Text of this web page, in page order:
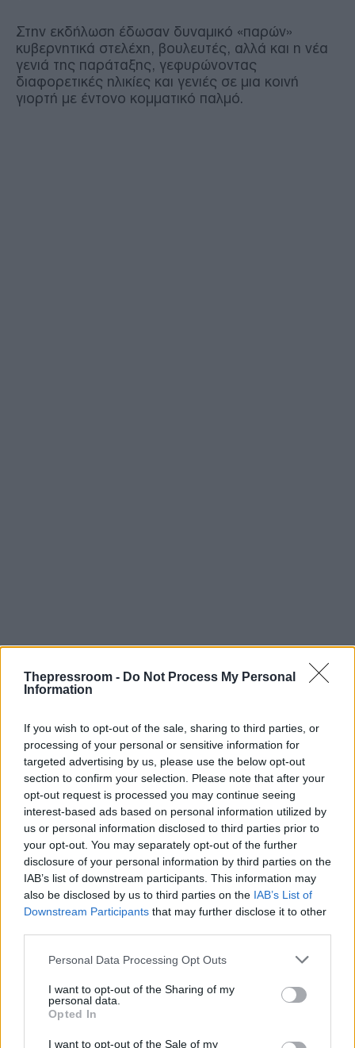
Thepressroom - Do Not Process My Personal
Information
If you wish to opt-out of the sale, sharing to third parties, or
processing of your personal or sensitive information for
targeted advertising by us, please use the below opt-out
section to confirm your selection. Please note that after your
opt-out request is processed you may continue seeing
interest-based ads based on personal information utilized by
us or personal information disclosed to third parties prior to
your opt-out. You may separately opt-out of the further
disclosure of your personal information by third parties on the
IAB’s list of downstream participants. This information may
also be disclosed by us to third parties on the IAB’s List of
Downstream Participants that may further disclose it to other
Please note that this website/app uses one or more Google
not limited to your visit or usage behaviour. You may click to
grant or deny consent to Google and its third-party tags to
use your data for below specified purposes in below Google
consent section.
Personal Data Processing Opt Outs
I want to opt-out of the Sharing of my
personal data.
Opted In
I want to opt-out of the Sale of my
Στην εκδήλωση έδωσαν δυναμικό «παρών»
κυβερνητικά στελέχη, βουλευτές, αλλά και η νέα
γενιά της παράταξης, γεφυρώνοντας
διαφορετικές ηλικίες και γενιές σε μια κοινή
γιορτή με έντονο κομματικό παλμό.